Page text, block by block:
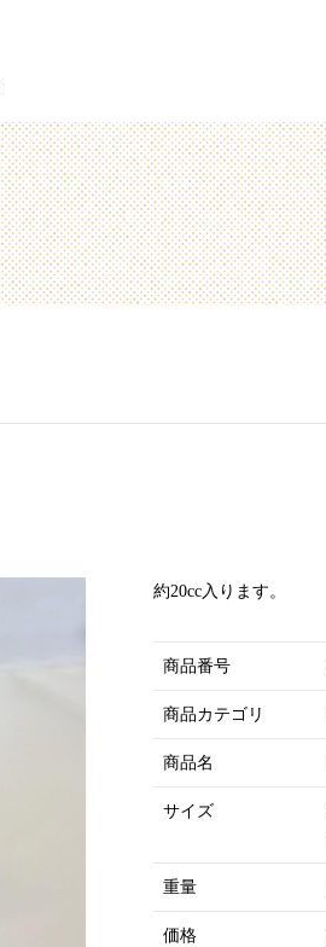
約20cc入ります。
商品番号
商品カテゴリ
商品名
サイズ
重量
価格